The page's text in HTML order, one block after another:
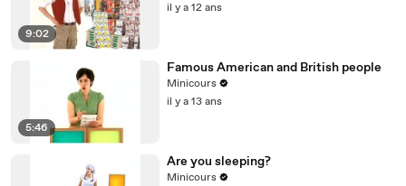
9:02
il y a 12 ans
5:46
Famous American and British people
Minicours
il y a 13 ans
Are you sleeping?
Minicours